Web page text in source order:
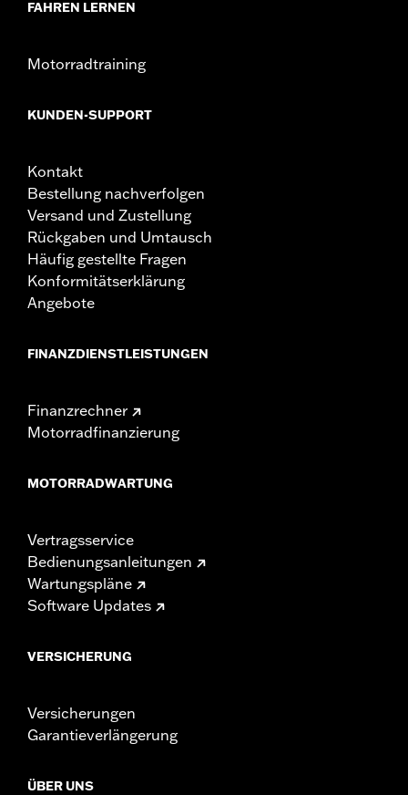
FAHREN LERNEN
Motorradtraining
KUNDEN-SUPPORT
Kontakt
Bestellung nachverfolgen
Versand und Zustellung
Rückgaben und Umtausch
Häufig gestellte Fragen
Konformitätserklärung
Angebote
FINANZDIENSTLEISTUNGEN
Finanzrechner
Motorradfinanzierung
MOTORRADWARTUNG
Vertragsservice
Bedienungsanleitungen
Wartungspläne
Software Updates
VERSICHERUNG
Versicherungen
Garantieverlängerung
ÜBER UNS